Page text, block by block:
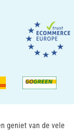
geniet van de vele